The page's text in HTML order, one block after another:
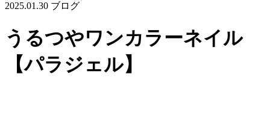
2025.01.30 ブログ
うるつやワンカラーネイル
【パラジェル】